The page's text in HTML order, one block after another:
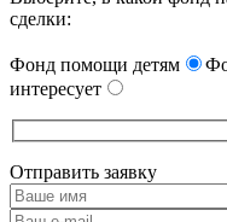
сделки:
Фонд помощи детям
интересует
Отправить заявку